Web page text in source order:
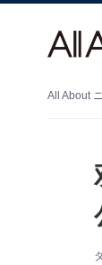
All About